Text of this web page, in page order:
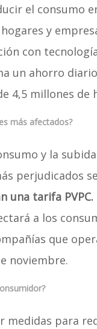
el consumo
y
con
un ahorro
4,5 millones de
más afectados?
y la
perjudicados
una tarifa PVPC.
a los
que
noviembre.
medidas para